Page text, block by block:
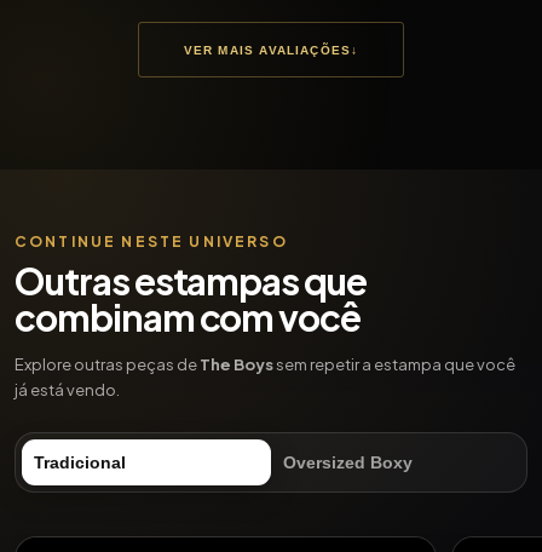
VER MAIS AVALIAÇÕES↓
CONTINUE NESTE UNIVERSO
Outras estampas que
combinam com você
Explore outras peças deThe Boyssem repetir a estampa que você
já está vendo.
Tradicional Oversized Boxy